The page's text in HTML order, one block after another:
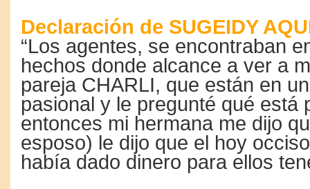
Declaración de SUGEIDY
“Los agentes, se encontraban
hechos donde alcance a ver a
pareja CHARLI, que están en
pasional y le pregunté qué está
entonces mi hermana me dijo
esposo) le dijo que el hoy
había dado dinero para ellos